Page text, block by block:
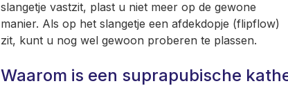
slangetje vastzit, plast u niet meer op de gewone
manier. Als op het slangetje een afdekdopje (flipflow)
zit, kunt u nog wel gewoon proberen te plassen.
Waarom is een suprapubische